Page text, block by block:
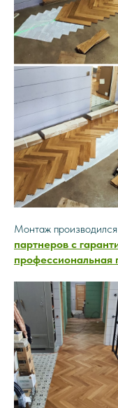
Монтаж производился
партнеров с
профессиональная